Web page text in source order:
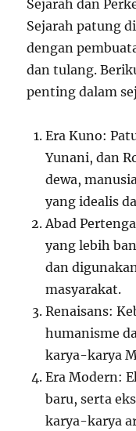
Sejarah dan
Sejarah patung
dengan
dan tulang.
penting dalam
Era Kuno:
Yunani, dan
dewa,
yang idealis
Abad
yang lebih
dan
masyarakat.
Renaisans:
humanisme
karya-karya
Era Modern:
baru, serta
karya-karya